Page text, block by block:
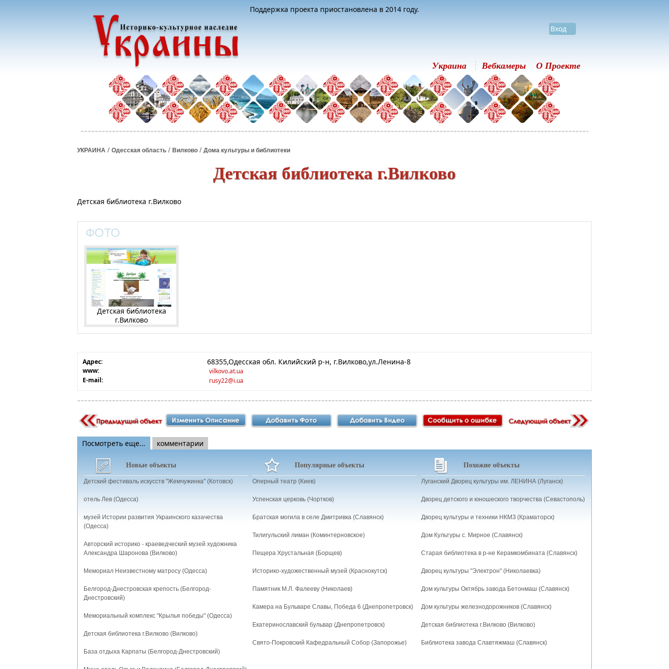
Поддержка проекта приостановлена в 2014 году.
Вход
Украина Вебкамеры О Проекте
УКРАИНА / Одесская область / Вилково / Дома культуры и библиотеки
Детская библиотека г.Вилково
Детская библиотека г.Вилково
Детская библиотека
г.Вилково
Адрес: 68355,Одесская обл. Килийский р-н, г.Вилково,ул.Ленина-8
www:
vilkovo.at.ua
E-mail:
rusy22@i.ua
Посмотреть еще... комментарии
Новые объекты Популярные объекты Похожие объекты
Детский фестиваль искусств "Жемчужинка" (Котовск)
отель Лев (Одесса)
музей Истории развития Украинского казачества
(Одесса)
Авторский историко - краеведческий музей художника
Александра Шаронова (Вилково)
Мемориал Неизвестному матросу (Одесса)
Белгород-Днестровская крепость (Белгород-
Днестровский)
Мемориальный комплекс "Крылья победы" (Одесса)
Детская библиотека г.Вилково (Вилково)
База отдыха Карпаты (Белгород-Днестровский)
Оперный театр (Киев)
Успенская церковь (Чортков)
Братская могила в селе Дмитривка (Славянск)
Тилигульский лиман (Коминтерновское)
Пещера Хрустальная (Борщев)
Историко-художественный музей (Краснокутск)
Памятник М.Л. Фалееву (Николаев)
Камера на Бульваре Славы, Победа 6 (Днепропетровск)
Екатеринославский бульвар (Днепропетровск)
Свято-Покровский Кафедральный Собор (Запорожье)
Луганский Дворец культуры им. ЛЕНИНА (Луганск)
Дворец детского и юношеского творчества (Севастополь)
Дворец культуры и техники НКМЗ (Краматорск)
Дом Культуры с. Мирное (Славянск)
Старая библиотека в р-не Керамкомбината (Славянск)
Дворец культуры "Электрон" (Николаевка)
Дом культуры Октябрь завода Бетонмаш (Славянск)
Дом культуры железнодорожников (Славянск)
Детская библиотека г.Вилково (Вилково)
Библиотека завода Славтяжмаш (Славянск)